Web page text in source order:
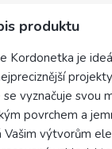
produktu
Kordonetka je
vyznačuje svou
povrchem a
výtvorům